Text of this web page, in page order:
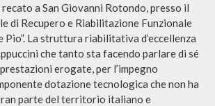
a San Giovanni Rotondo, presso il
di Recupero e Riabilitazione Funzionale
Pio”. La struttura riabilitativa d’eccellenza
che tanto sta facendo parlare di sé
erogate, per l’impegno
dotazione tecnologica che non ha
parte del territorio italiano e